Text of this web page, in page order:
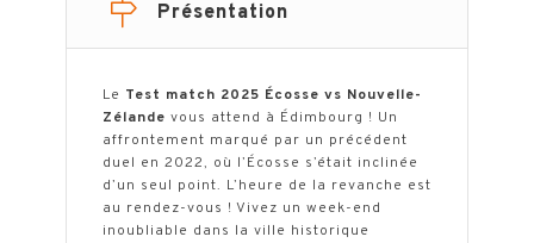
Présentation
Le Test match 2025 Écosse vs Nouvelle-
Zélande vous attend à Édimbourg ! Un
affrontement marqué par un précédent
duel en 2022, où l’Écosse s’était inclinée
d’un seul point. L’heure de la revanche est
au rendez-vous ! Vivez un week-end
inoubliable dans la ville historique